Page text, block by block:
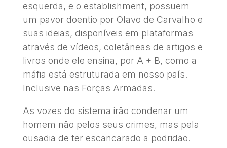
esquerda, e o establishment, possuem
um pavor doentio por Olavo de Carvalho e
suas ideias, disponíveis em plataformas
através de vídeos, coletâneas de artigos e
livros onde ele ensina, por A + B, como a
máfia está estruturada em nosso país.
Inclusive nas Forças Armadas.
As vozes do sistema irão condenar um
homem não pelos seus crimes, mas pela
ousadia de ter escancarado a podridão.